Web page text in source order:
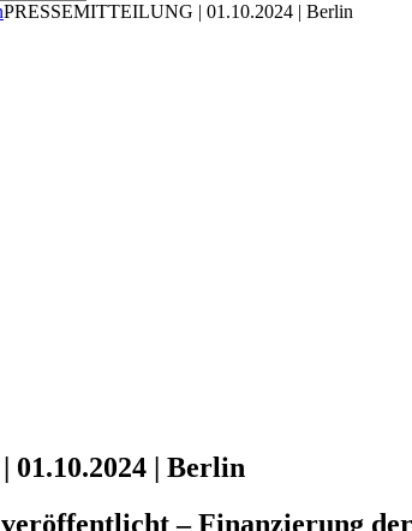
PRESSEMITTEILUNG | 01.10.2024 | Berlin
| Berlin
– Finanzierung